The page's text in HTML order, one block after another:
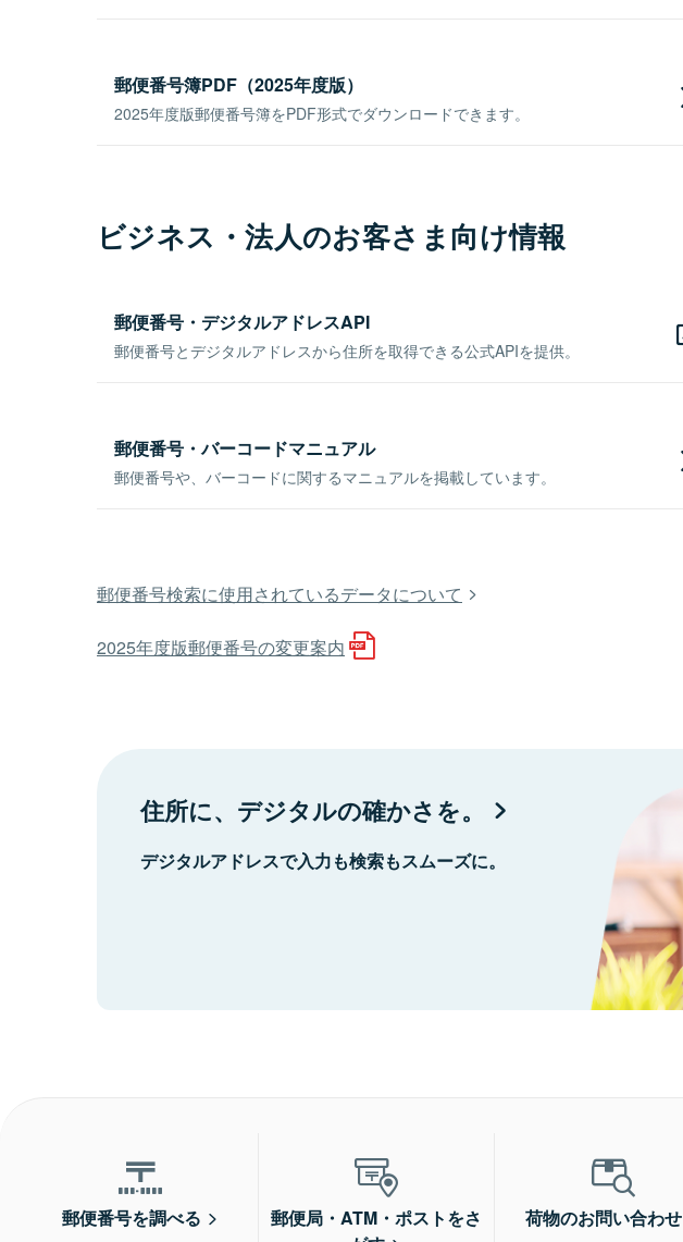
郵便番号簿PDF（2025年度版）
2025年度版郵便番号簿をPDF形式でダウンロードできます。
ビジネス・法人のお客さま向け情報
郵便番号・デジタルアドレスAPI
郵便番号とデジタルアドレスから住所を取得できる公式APIを提供。
郵便番号・バーコードマニュアル
郵便番号や、バーコードに関するマニュアルを掲載しています。
郵便番号検索に使用されているデータについて
2025年度版郵便番号の変更案内
住所に、デジタルの確かさを。
デジタルアドレスで入力も検索もスムーズに。
郵便番号を調べる
郵便局・ATM・ポストをさ
荷物のお問い合わせ